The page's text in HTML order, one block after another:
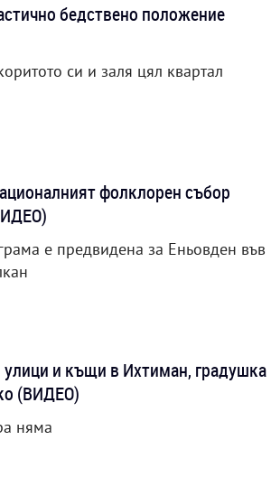
бедствено положение
си и заля цял квартал
фолклорен събор
е предвидена за Еньовден във
и къщи в Ихтиман, градушка
(ВИДЕО)
няма